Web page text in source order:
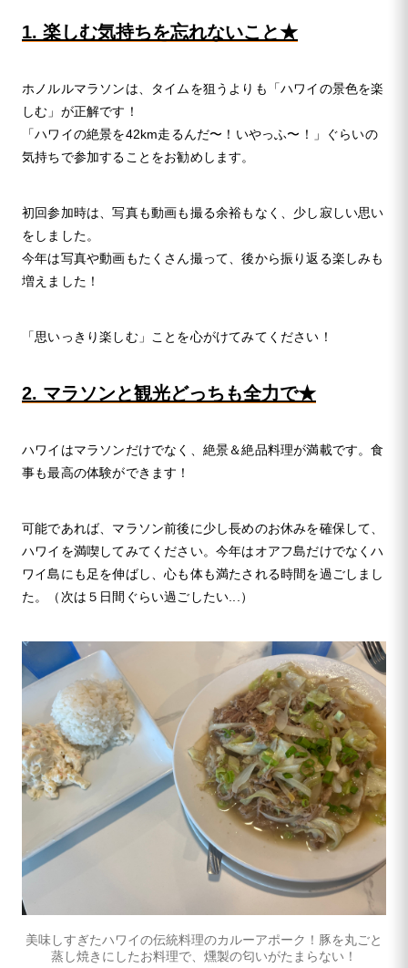
1. 楽しむ気持ちを忘れないこと★
ホノルルマラソンは、タイムを狙うよりも「ハワイの景色を楽
しむ」が正解です！
「ハワイの絶景を42km走るんだ〜！いやっふ〜！」ぐらいの
気持ちで参加することをお勧めします。
初回参加時は、写真も動画も撮る余裕もなく、少し寂しい思い
をしました。
今年は写真や動画もたくさん撮って、後から振り返る楽しみも
増えました！
「思いっきり楽しむ」ことを心がけてみてください！
2. マラソンと観光どっちも全力で★
ハワイはマラソンだけでなく、絶景＆絶品料理が満載です。食
事も最高の体験ができます！
可能であれば、マラソン前後に少し長めのお休みを確保して、
ハワイを満喫してみてください。今年はオアフ島だけでなくハ
ワイ島にも足を伸ばし、心も体も満たされる時間を過ごしまし
た。（次は５日間ぐらい過ごしたい...）
美味しすぎたハワイの伝統料理のカルーアポーク！豚を丸ごと
蒸し焼きにしたお料理で、燻製の匂いがたまらない！